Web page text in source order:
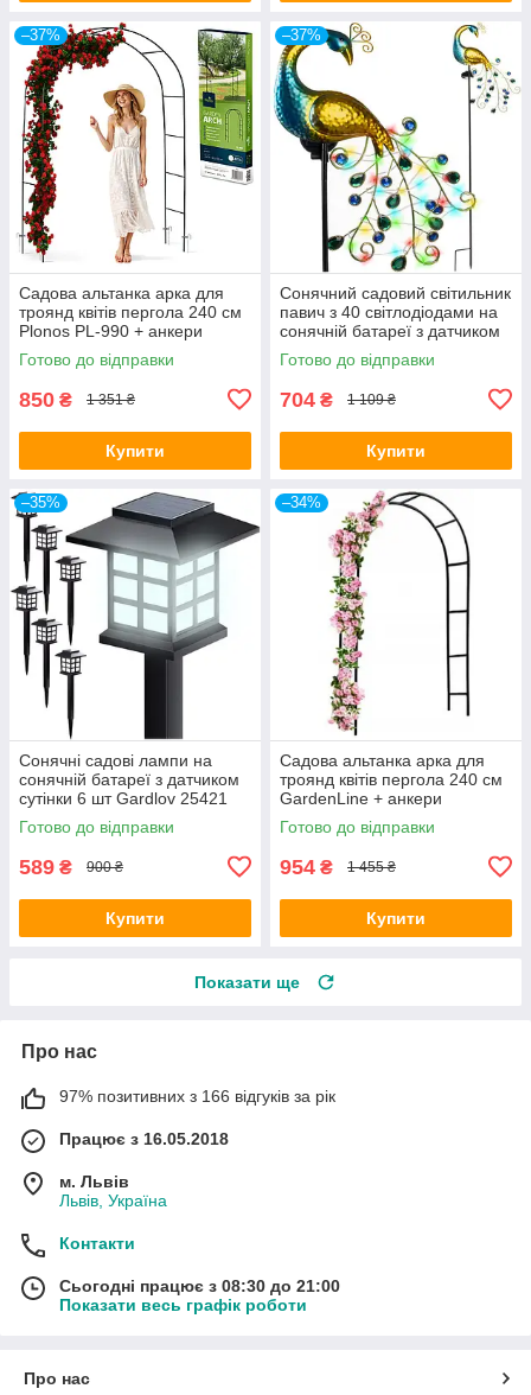
–37%
Садова альтанка арка для
троянд квітів пергола 240 см
Plonos PL-990 + анкери
Готово до відправки
850 ₴ 1 351 ₴
Купити
–37%
Сонячний садовий світильник
павич з 40 світлодіодами на
сонячній батареї з датчиком
сутінки Gardlov
Готово до відправки
704 ₴ 1 109 ₴
Купити
–35%
Сонячні садові лампи на
сонячній батареї з датчиком
сутінки 6 шт Gardlov 25421
Готово до відправки
589 ₴ 900 ₴
Купити
–34%
Садова альтанка арка для
троянд квітів пергола 240 см
GardenLine + анкери
Готово до відправки
954 ₴ 1 455 ₴
Купити
Показати ще
Про нас
97% позитивних з 166 відгуків за рік
Працює з 16.05.2018
м. Львів
Львів, Україна
Контакти
Сьогодні працює з 08:30 до 21:00
Показати весь графік роботи
Про нас